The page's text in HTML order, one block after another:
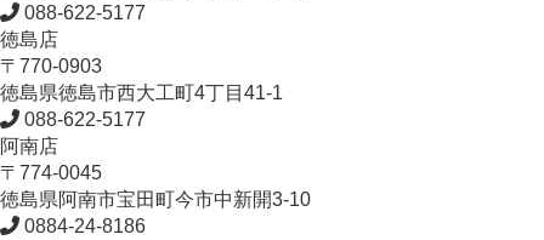
088-622-5177
徳島店
〒770-0903
徳島県徳島市西大工町4丁目41-1
088-622-5177
阿南店
〒774-0045
徳島県阿南市宝田町今市中新開3-10
0884-24-8186